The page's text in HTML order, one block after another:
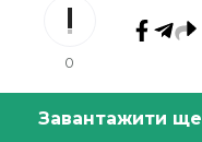
0
Завантажити ще